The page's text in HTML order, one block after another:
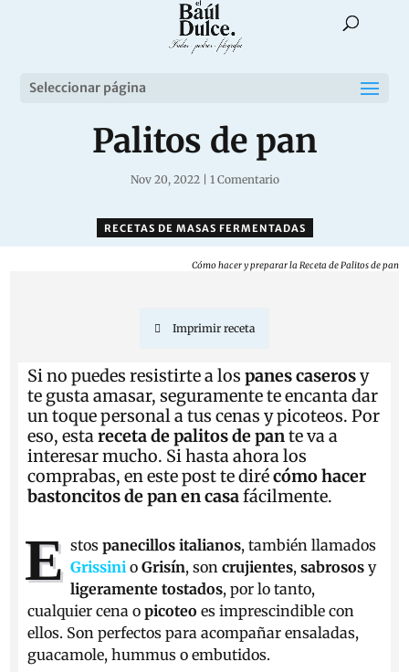
Seleccionar página
Palitos de pan
Nov 20, 2022| 1 Comentario
RECETAS DE MASAS FERMENTADAS
Cómo hacer y preparar la Receta de Palitos de pan
Imprimir receta
Si no puedes resistirte a lospanes caserosy
te gusta amasar, seguramente te encanta dar
un toque personal a tus cenas y picoteos. Por
eso, estareceta de palitos de pante va a
interesar mucho. Si hasta ahora los
comprabas, en este post te dirécómo hacer
bastoncitos de pan en casafácilmente.
E stos panecillos italianos, también llamados
Grissinio Grisín, son crujientes,sabrosos y
ligeramentetostados, por lo tanto,
cualquier cena opicoteoes imprescindible con
ellos. Son perfectos para acompañar ensaladas,
guacamole, hummus o embutidos.